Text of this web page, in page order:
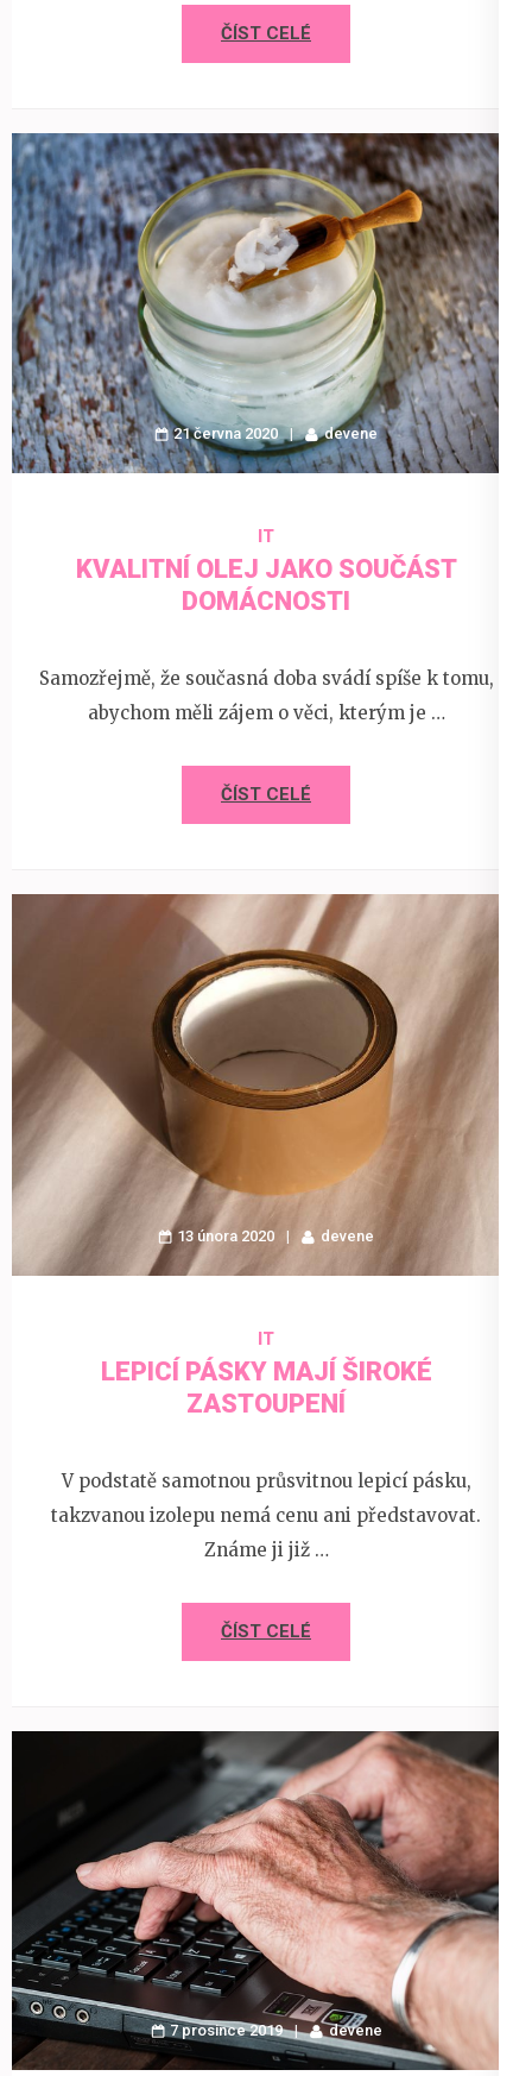
ČÍST CELÉ
21 června 2020 devene
IT
KVALITNÍ OLEJ JAKO SOUČÁST
DOMÁCNOSTI
Samozřejmě, že současná doba svádí spíše k tomu,
abychom měli zájem o věci, kterým je …
ČÍST CELÉ
13 února 2020 devene
IT
LEPICÍ PÁSKY MAJÍ ŠIROKÉ
ZASTOUPENÍ
V podstatě samotnou průsvitnou lepicí pásku,
takzvanou izolepu nemá cenu ani představovat.
Známe ji již …
ČÍST CELÉ
7 prosince 2019 devene